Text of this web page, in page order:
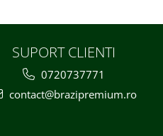
SUPORT CLIENTI
0720737771
contact@brazipremium.ro